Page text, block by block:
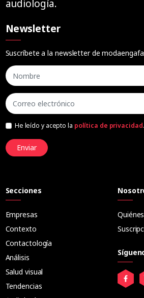
audiología.
Newsletter
Suscríbete a la newsletter de
He leído y acepto la política de privacidad.
Enviar
Secciones
Empresas
Contexto
Contactología
Análisis
Salud visual
Tendencias